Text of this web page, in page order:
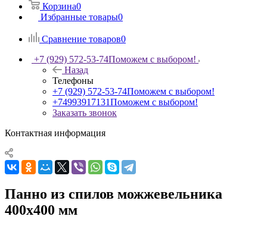
Корзина0
Избранные товары0
Сравнение товаров0
+7 (929) 572-53-74Поможем с выбором!
Назад
Телефоны
+7 (929) 572-53-74Поможем с выбором!
+74993917131Поможем с выбором!
Заказать звонок
Контактная информация
Панно из спилов можжевельника
400х400 мм